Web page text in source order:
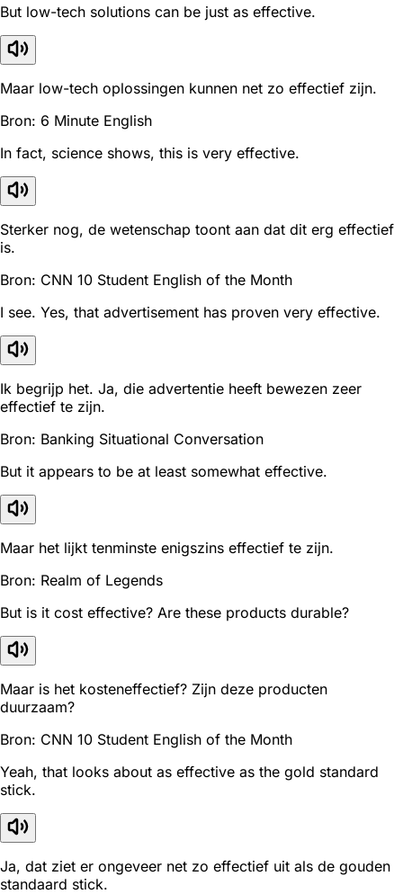
But low-tech solutions can be just as effective.
Maar low-tech oplossingen kunnen net zo effectief zijn.
Bron: 6 Minute English
In fact, science shows, this is very effective.
Sterker nog, de wetenschap toont aan dat dit erg effectief
is.
Bron: CNN 10 Student English of the Month
I see. Yes, that advertisement has proven very effective.
Ik begrijp het. Ja, die advertentie heeft bewezen zeer
effectief te zijn.
Bron: Banking Situational Conversation
But it appears to be at least somewhat effective.
Maar het lijkt tenminste enigszins effectief te zijn.
Bron: Realm of Legends
But is it cost effective? Are these products durable?
Maar is het kosteneffectief? Zijn deze producten
duurzaam?
Bron: CNN 10 Student English of the Month
Yeah, that looks about as effective as the gold standard
stick.
Ja, dat ziet er ongeveer net zo effectief uit als de gouden
standaard stick.